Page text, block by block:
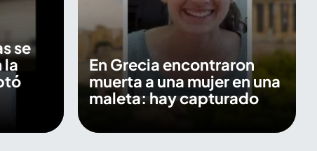
se
la
En Grecia encontraron
muerta a una mujer en una
maleta: hay capturado